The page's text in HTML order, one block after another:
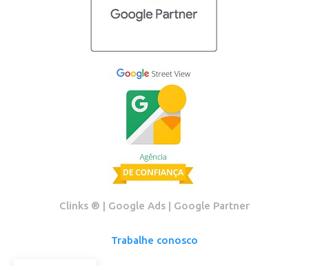
Clinks ®️ | Google Ads | Google Partner
Trabalhe conosco